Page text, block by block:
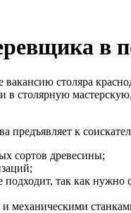
в
столяра
столярную
предъявляет к
сортов древесины;
так как
механическими